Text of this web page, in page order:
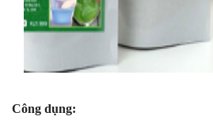
Công dụng: